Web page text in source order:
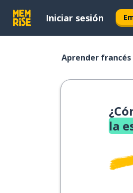
Iniciar sesión
Aprender francés
la